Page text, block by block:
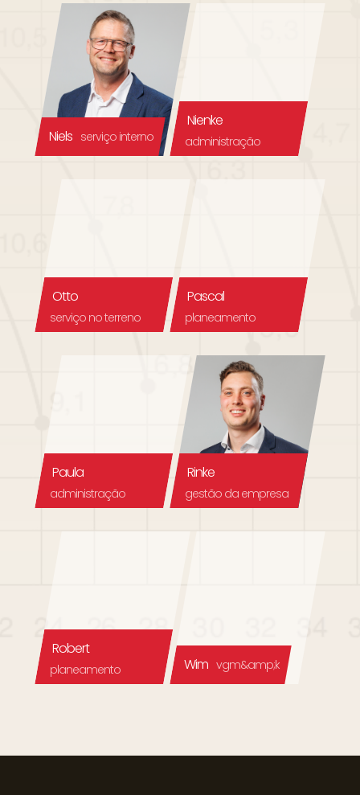
Niels serviço interno
Nienke
administração
Otto
serviço no terreno
Pascal
planeamento
Paula
administração
Rinke
gestão da empresa
Robert
planeamento Wim vgm&amp;k